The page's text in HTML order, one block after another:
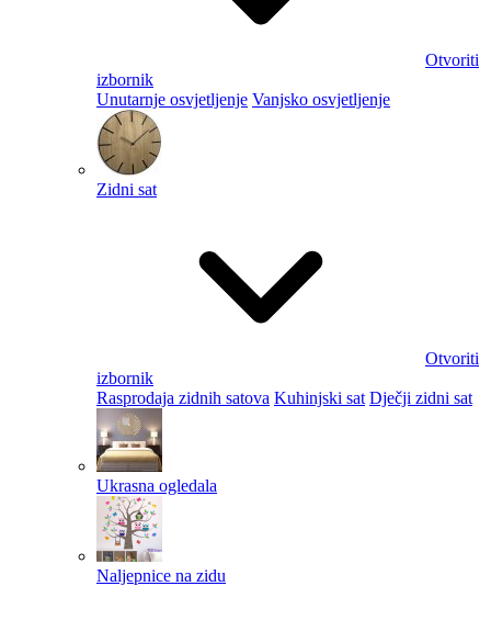
Otvoriti
izbornik
Unutarnje osvjetljenje Vanjsko osvjetljenje
Zidni sat
Otvoriti
izbornik
Rasprodaja zidnih satova Kuhinjski sat Dječji zidni sat
Ukrasna ogledala
Naljepnice na zidu